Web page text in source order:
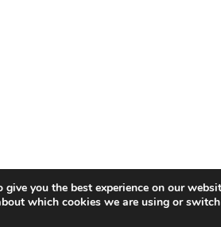
you the best experience on our
which cookies we are using or